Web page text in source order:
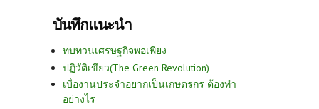
บันทึกแนะนำ
ทบทวนเศรษฐกิจพอเพียง
ปฏิวัติเขียว(The Green Revolution)
เบื่องานประจำอยากเป็นเกษตรกร ต้องทำ
อย่างไร